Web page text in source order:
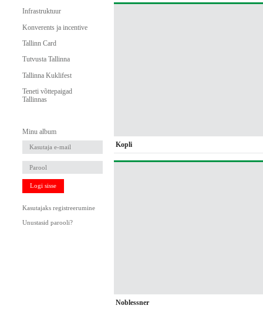
Infrastruktuur
Konverents ja incentive
Tallinn Card
Tutvusta Tallinna
Tallinna Kuklifest
Teneti võttepaigad
Tallinnas
Minu album
Logi sisse
Kasutajaks registreerumine
Unustasid parooli?
Kopli
Noblessner